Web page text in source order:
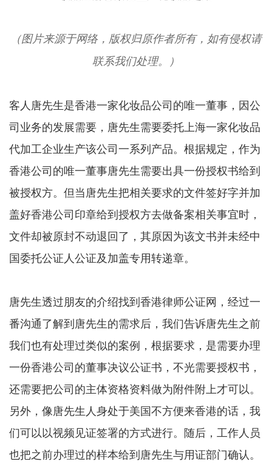
（图片来源于网络，版权归原作者所有，如有侵权请
联系我们处理。）
客人唐先生是香港一家化妆品公司的唯一董事，因公
司业务的发展需要，唐先生需要委托上海一家化妆品
代加工企业生产该公司一系列产品。根据规定，作为
香港公司的唯一董事唐先生需要出具一份授权书给到
被授权方。但当唐先生把相关要求的文件签好字并加
盖好香港公司印章给到授权方去做备案相关事宜时，
文件却被原封不动退回了，其原因为该文书并未经中
国委托公证人公证及加盖专用转递章。
唐先生透过朋友的介绍找到香港律师公证网，经过一
番沟通了解到唐先生的需求后，我们告诉唐先生之前
我们也有处理过类似的案例，根据要求，是需要办理
一份香港公司的董事决议公证书，不光需要授权书，
还需要把公司的主体资格资料做为附件附上才可以。
另外，像唐先生人身处于美国不方便来香港的话，我
们可以以视频见证签署的方式进行。随后，工作人员
也把之前办理过的样本给到唐先生与用证部门确认。